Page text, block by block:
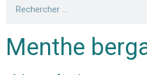
Menthe